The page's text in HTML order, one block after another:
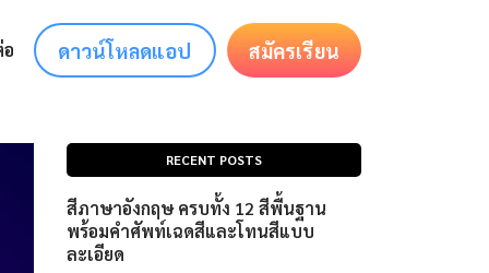
ดาวน์โหลดแอป สมัครเรียน
RECENT POSTS
สีภาษาอังกฤษ ครบทั้ง 12 สีพื้นฐาน
พร้อมคำศัพท์เฉดสีและโทนสีแบบ
ละเอียด